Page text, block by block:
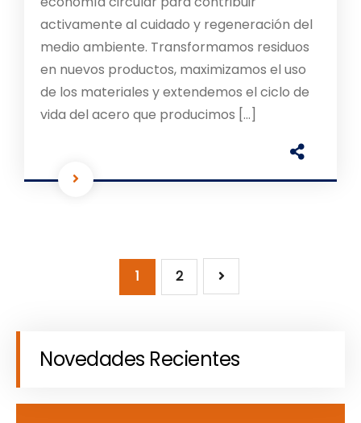
activamente al cuidado y regeneración del
medio ambiente. Transformamos residuos
en nuevos productos, maximizamos el uso
de los materiales y extendemos el ciclo de
vida del acero que producimos […]
1 2
Novedades Recientes